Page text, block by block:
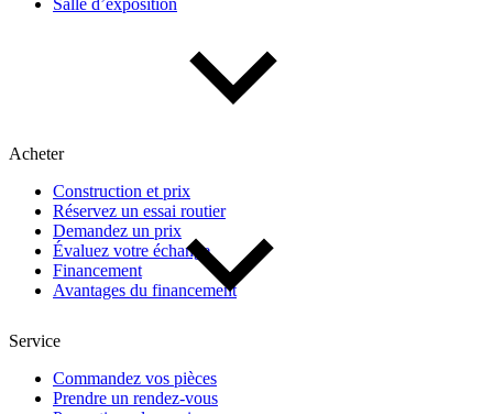
Salle d’exposition
Acheter
Construction et prix
Réservez un essai routier
Demandez un prix
Évaluez votre échange
Financement
Avantages du financement
Service
Commandez vos pièces
Prendre un rendez-vous